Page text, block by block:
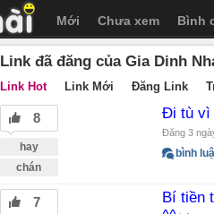
Mới Chưa xem Bình
Link đã đăng của Gia Dinh
Link Hot Link Mới Đăng Link
8
hay
chán
Đi tù vì
Đăng 3
bình
7
Bí tiền